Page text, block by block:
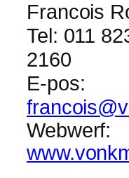
Francois
Tel: 011
2160
E-pos:
Webwerf: